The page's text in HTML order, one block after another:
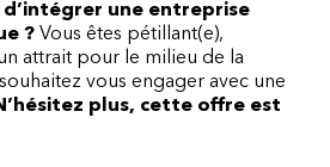
d’intégrer une entreprise
? Vous êtes pétillant(e),
attrait pour le milieu de la
vous engager avec une
plus, cette offre est